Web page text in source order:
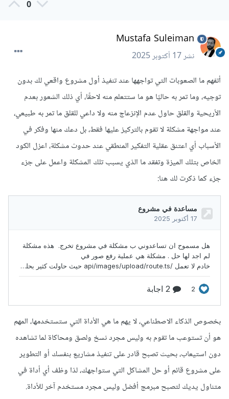
0
Mustafa Suleiman
نشر17 أكتوبر 2025
أتفهم ما الصعوبات التي تواجهها عند تنفيذ أول مشروع واقعي لك بدون
توجيه، وما تمر به حاليًا هو ما ستتعلم منه لاحقًا، أي ذلك الشعور بعدم
الأريحية والقلق حاول عدم الإنزعاج منه ولا داعي للقلق ما تمر به طبيعي،
عند مواجهة مشكلة لا تقوم بالتركيز عليها فقط، بل دعك منها وفكر في
الأسباب أي اعتنق عقلية التفكير المنطقي عند حدوث مشكلة، اعزل الكود
الخاص بتلك الميزة وتفقد ما الذي يسبب تلك المشكلة واعمل على جزء
جزء كما ذكرت لك هنا:
بخصوص الذكاء الاصطناعي، لا يهم ما هي الأداة التي ستستخدمها، المهم
هو أن تستوعب ما تقوم به وليس مجرد نسخ ولصق ومحاكاة لما تشاهده
دون استيعاب، بحيث تصبح قادر على تنفيذ مشاريع بنفسك أو التطوير
على مشروع قائم أو حل المشاكل التي ستواجهك، لذا وظف أي أداة في
متناول يديك لتصبح مبرمج أفضل وليس مجرد مستخدم آخر للأداة.